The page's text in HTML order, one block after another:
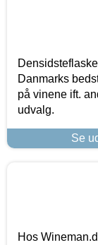
Danmarks
på vinene ift.
udvalg.
Se
Hos